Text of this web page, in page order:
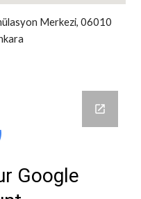
Merkezi, 06010